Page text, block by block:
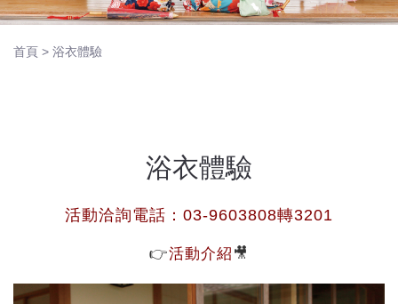
首頁 > 浴衣體驗
浴衣體驗
活動洽詢電話：03-9603808轉3201
👉活動介紹 🎥